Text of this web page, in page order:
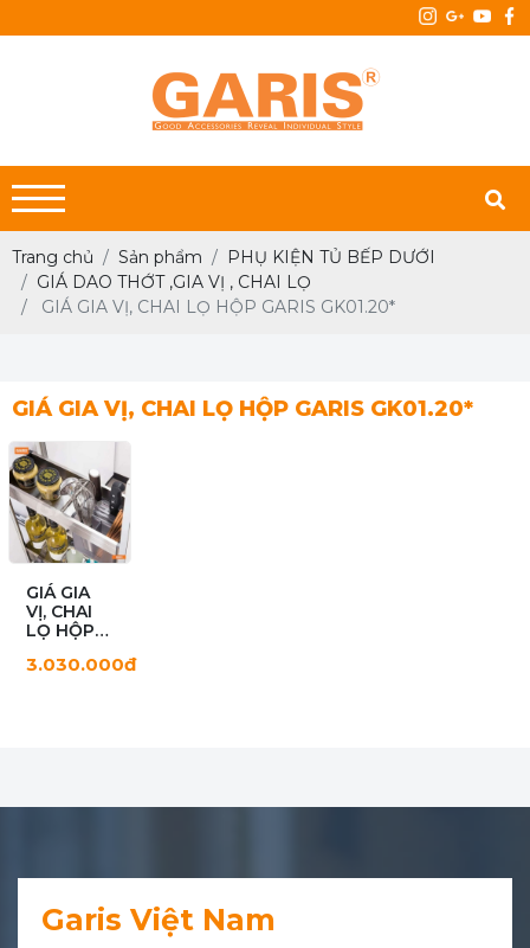
Trang chủ Sản phẩm
PHỤ KIỆN TỦ BẾP DƯỚI
GIÁ DAO THỚT ,GIA VỊ , CHAI LỌ
GIÁ GIA VỊ, CHAI LỌ HỘP GARIS GK01.20*
GIÁ GIA VỊ, CHAI LỌ HỘP GARIS GK01.20*
GIÁ GIA
VỊ, CHAI
LỌ HỘP
GK01.20
3.030.000đ
Garis Việt Nam